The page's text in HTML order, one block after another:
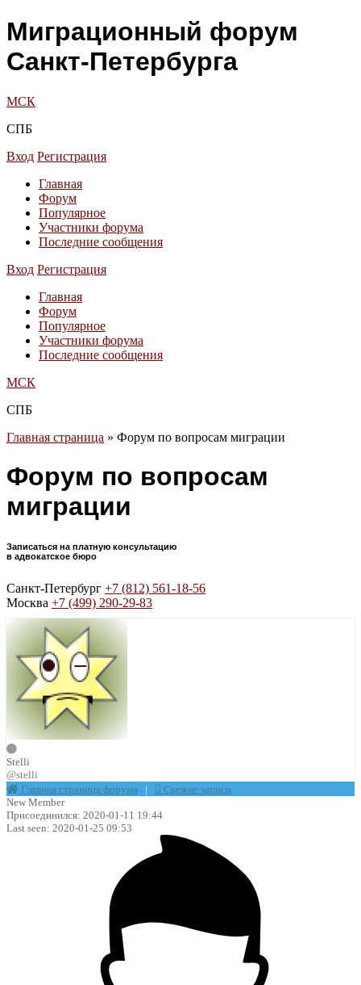
Миграционный форум
Санкт-Петербурга
МСК
СПБ
Вход Регистрация
Главная
Форум
Популярное
Участники форума
Последние сообщения
Вход Регистрация
Главная
Форум
Популярное
Участники форума
Последние сообщения
МСК
СПБ
Главная страница » Форум по вопросам миграции
Форум по вопросам
миграции
Записаться на платную консультацию
в адвокатское бюро
Санкт-Петербург +7 (812) 561-18-56
Москва +7 (499) 290-29-83
Stelli
@stelli
Главная страница форума |
Свежие записи
New Member
Присоединился: 2020-01-11 19:44
Last seen: 2020-01-25 09:53